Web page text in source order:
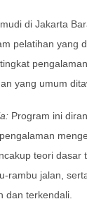
di Jakarta
pelatihan yang
yang umum
Program ini
teori dasar
rambu jalan,
dan terkendali.